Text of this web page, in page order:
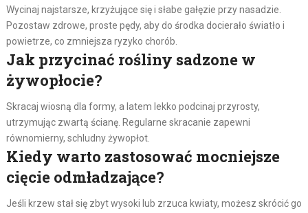
Wycinaj najstarsze, krzyżujące się i słabe gałęzie przy nasadzie.
Pozostaw zdrowe, proste pędy, aby do środka docierało światło i
powietrze, co zmniejsza ryzyko chorób.
Jak przycinać rośliny sadzone w
żywopłocie?
Skracaj wiosną dla formy, a latem lekko podcinaj przyrosty,
utrzymując zwartą ścianę. Regularne skracanie zapewni
równomierny, schludny żywopłot.
Kiedy warto zastosować mocniejsze
cięcie odmładzające?
Jeśli krzew stał się zbyt wysoki lub zrzuca kwiaty, możesz skrócić go